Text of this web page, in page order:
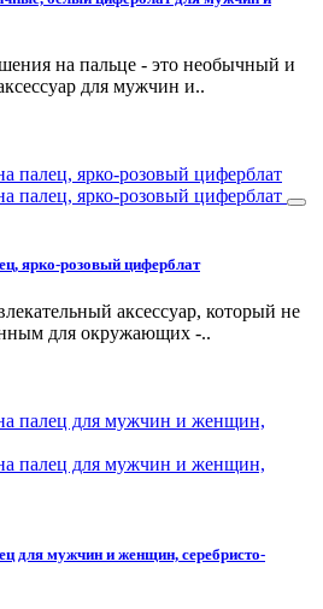
на пальце - это необычный и
для мужчин и..
ярко-розовый циферблат
аксессуар, который не
для окружающих -..
для мужчин и женщин, серебристо-